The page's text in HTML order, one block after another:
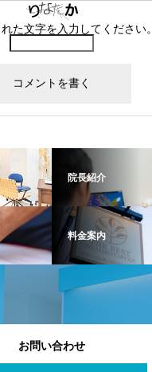
れた文字を入力してください。
院長紹介
料金案内
お問い合わせ